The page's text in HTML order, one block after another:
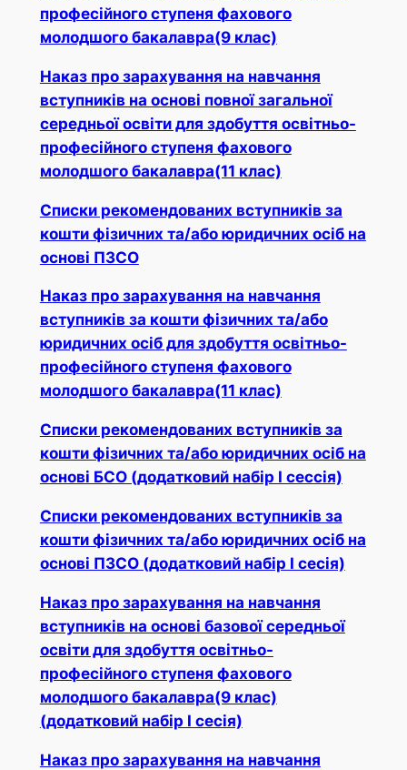
професійного ступеня фахового
молодшого бакалавра(9 клас)
Наказ про зарахування на навчання
вступників на основі повної загальної
середньої освіти для здобуття освітньо-
професійного ступеня фахового
молодшого бакалавра(11 клас)
Списки рекомендованих вступників за
кошти фізичних та/або юридичних осіб на
основі ПЗСО
Наказ про зарахування на навчання
вступників за кошти фізичних та/або
юридичних осіб для здобуття освітньо-
професійного ступеня фахового
молодшого бакалавра(11 клас)
Списки рекомендованих вступників за
кошти фізичних та/або юридичних осіб на
основі БСО (додатковий набір І сессія)
Списки рекомендованих вступників за
кошти фізичних та/або юридичних осіб на
основі ПЗСО (додатковий набір І сесія)
Наказ про зарахування на навчання
вступників на основі базової середньої
освіти для здобуття освітньо-
професійного ступеня фахового
молодшого бакалавра(9 клас)
(додатковий набір І сесія)
Наказ про зарахування на навчання